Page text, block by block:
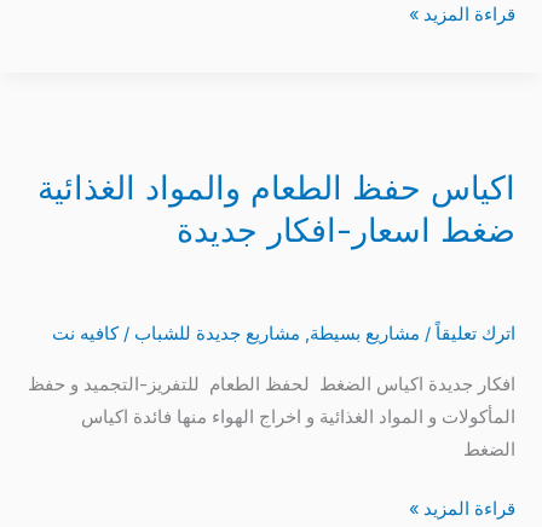
قراءة المزيد »
اكياس حفظ الطعام والمواد الغذائية
ضغط اسعار-افكار جديدة
اترك تعليقاً /مشاريع بسيطة,مشاريع جديدة للشباب/كافيه نت
افكار جديدة اكياس الضغط لحفظ الطعام للتفريز-التجميد و حفظ
المأكولات و المواد الغذائية و اخراج الهواء منها فائدة اكياس
الضغط
الطعام
جديدة
قراءة المزيد »